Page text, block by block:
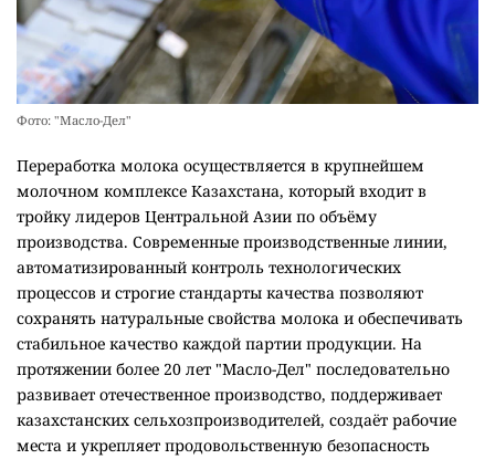
Фото: "Масло-Дел"
Переработка молока осуществляется в крупнейшем
молочном комплексе Казахстана, который входит в
тройку лидеров Центральной Азии по объёму
производства. Современные производственные линии,
автоматизированный контроль технологических
процессов и строгие стандарты качества позволяют
сохранять натуральные свойства молока и обеспечивать
стабильное качество каждой партии продукции. На
протяжении более 20 лет "Масло-Дел" последовательно
развивает отечественное производство, поддерживает
казахстанских сельхозпроизводителей, создаёт рабочие
места и укрепляет продовольственную безопасность